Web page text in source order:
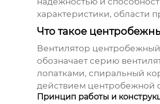
характеристики, области
Что такое
Вентилятор
обозначает серию
лопатками, спиральный
действием центробежной
Принцип работы и